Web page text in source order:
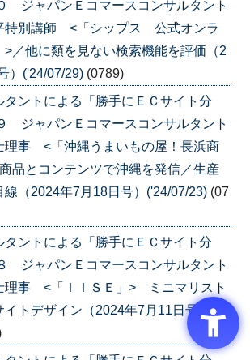
ジャパンＥコマースコンサルタント
別講師 <「シップス 公式オンラ
>／他に類を見ない検索機能を評価（2
）('24/07/29) (0789)
タントによる「勝手にＥＣサイト分
ジャパンＥコマースコンサルタント
事 <「沖縄うまいもの屋！長浜商
品とコンテンツで沖縄を発信／生産
線（2024年7月18日号）('24/07/23) (07
タントによる「勝手にＥＣサイト分
ジャパンＥコマースコンサルタント
事 <「ＩＩＳＥ」> ミニマリスト
トデザイン（2024年7月11日号）('2